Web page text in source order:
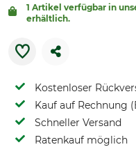
1 Artikel verfügbar in
erhältlich.
Kostenloser
Kauf auf Rechnung
Schneller Versand
Ratenkauf möglich